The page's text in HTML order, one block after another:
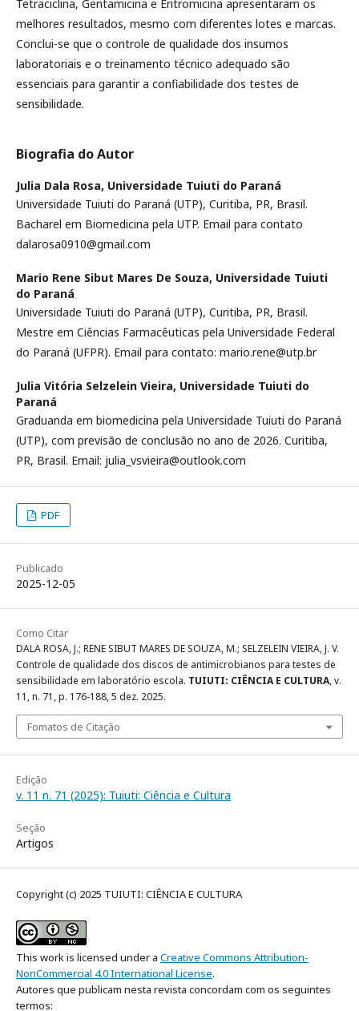
Tetraciclina, Gentamicina e Eritromicina apresentaram os
melhores resultados, mesmo com diferentes lotes e marcas.
Conclui-se que o controle de qualidade dos insumos
laboratoriais e o treinamento técnico adequado são
essenciais para garantir a confiabilidade dos testes de
sensibilidade.
Biografia do Autor
Julia Dala Rosa, Universidade Tuiuti do Paraná
Universidade Tuiuti do Paraná (UTP), Curitiba, PR, Brasil.
Bacharel em Biomedicina pela UTP. Email para contato
dalarosa0910@gmail.com
Mario Rene Sibut Mares De Souza, Universidade Tuiuti
do Paraná
Universidade Tuiuti do Paraná (UTP), Curitiba, PR, Brasil.
Mestre em Ciências Farmacêuticas pela Universidade Federal
do Paraná (UFPR). Email para contato: mario.rene@utp.br
Julia Vitória Selzelein Vieira, Universidade Tuiuti do
Paraná
Graduanda em biomedicina pela Universidade Tuiuti do Paraná
(UTP), com previsão de conclusão no ano de 2026. Curitiba,
PR, Brasil. Email: julia_vsvieira@outlook.com
PDF
Publicado
2025-12-05
Como Citar
DALA ROSA, J.; RENE SIBUT MARES DE SOUZA, M.; SELZELEIN VIEIRA, J. V.
Controle de qualidade dos discos de antimicrobianos para testes de
sensibilidade em laboratório escola. TUIUTI: CIÊNCIA E CULTURA, v.
11, n. 71, p. 176-188, 5 dez. 2025.
Fomatos de Citação
Edição
v. 11 n. 71 (2025): Tuiuti: Ciência e Cultura
Seção
Artigos
Copyright (c) 2025 TUIUTI: CIÊNCIA E CULTURA
This work is licensed under a Creative Commons Attribution-
NonCommercial 4.0 International License.
Autores que publicam nesta revista concordam com os seguintes
termos: